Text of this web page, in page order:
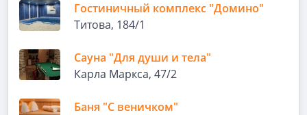
Гостиничный комплекс "Домино"
Титова, 184/1
Сауна "Для души и тела"
Карла Маркса, 47/2
Баня "С веничком"